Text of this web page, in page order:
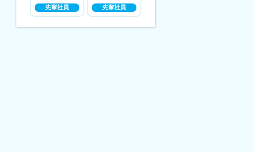
先輩社員 先輩社員